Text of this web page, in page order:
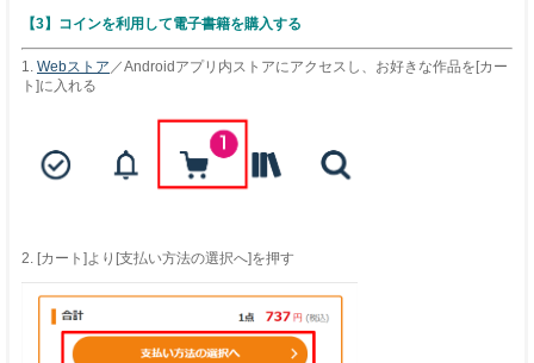
【3】コインを利用して電子書籍を購入する
1. Webストア ／Androidアプリ内ストアにアクセスし、お好きな作品を[カー
ト]に入れる
2. [カート]より[支払い方法の選択へ]を押す